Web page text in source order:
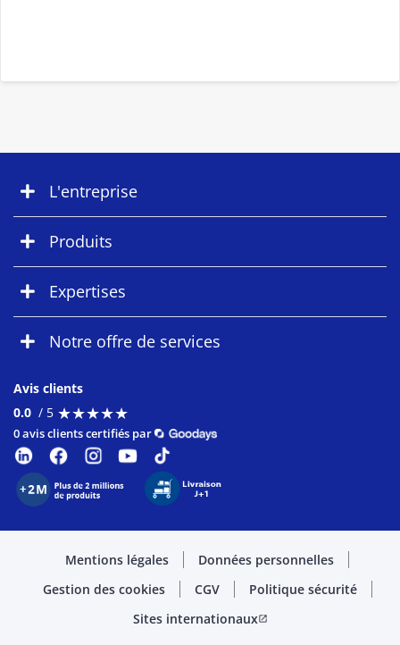
L'entreprise
Produits
Expertises
Notre offre de services
Avis clients
0.0 / 5 ★★★★★
★★★★★
0 avis clients certifiés par
Mentions légales
Données personnelles
Gestion des cookies
CGV
Politique sécurité
Sites internationauxopen_in_new